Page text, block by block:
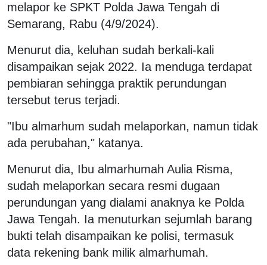
melapor ke SPKT Polda Jawa Tengah di
Semarang, Rabu (4/9/2024).
Menurut dia, keluhan sudah berkali-kali
disampaikan sejak 2022. Ia menduga terdapat
pembiaran sehingga praktik perundungan
tersebut terus terjadi.
"Ibu almarhum sudah melaporkan, namun tidak
ada perubahan," katanya.
Menurut dia, Ibu almarhumah Aulia Risma,
sudah melaporkan secara resmi dugaan
perundungan yang dialami anaknya ke Polda
Jawa Tengah. Ia menuturkan sejumlah barang
bukti telah disampaikan ke polisi, termasuk
data rekening bank milik almarhumah.